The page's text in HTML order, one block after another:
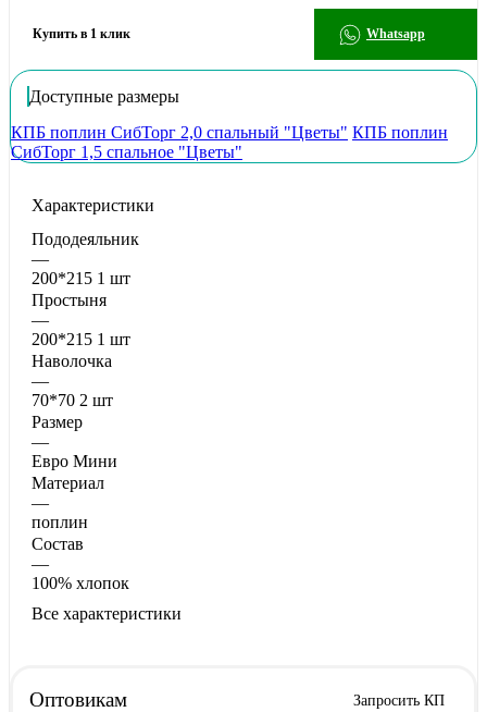
Купить в 1 клик Whatsapp
Доступные размеры
КПБ поплин СибТорг 2,0 спальный "Цветы" КПБ поплин
СибТорг 1,5 спальное "Цветы"
Характеристики
Пододеяльник
—
200*215 1 шт
Простыня
—
200*215 1 шт
Наволочка
—
70*70 2 шт
Размер
—
Евро Мини
Материал
—
поплин
Состав
—
100% хлопок
Все характеристики
Оптовикам Запросить КП